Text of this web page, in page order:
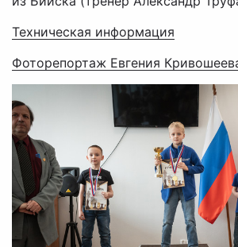
Техническая информация
Фоторепортаж Евгения